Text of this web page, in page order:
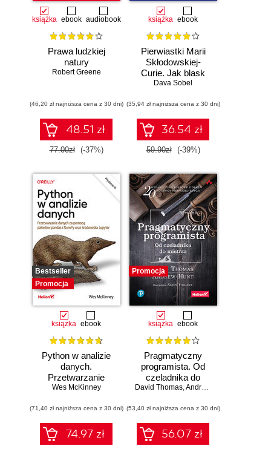
książka ebook audiobook
Prawa ludzkiej
natury
Robert Greene
(46,20 zł najniższa cena z 30 dni)
48.51 zł
77.00zł (-37%)
książka ebook
Pierwiastki Marii
Skłodowskiej-
Curie. Jak blask
radu oświetlił drogę
świecie nauki
Dava Sobel
(35,94 zł najniższa cena z 30 dni)
36.54 zł
59.90zł (-39%)
Bestseller
Promocja
książka ebook
Python w analizie
danych.
Przetwarzanie
danych za pomocą
NumPy oraz
środowiska
Jupyter. Wydanie
III
Wes McKinney
(71,40 zł najniższa cena z 30 dni)
74.97 zł
Promocja
książka ebook
Pragmatyczny
programista. Od
czeladnika do
mistrza. Wydanie II
David Thomas,Andrew Hunt
(53,40 zł najniższa cena z 30 dni)
56.07 zł